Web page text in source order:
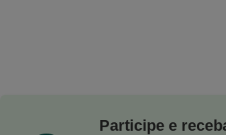
Participe e